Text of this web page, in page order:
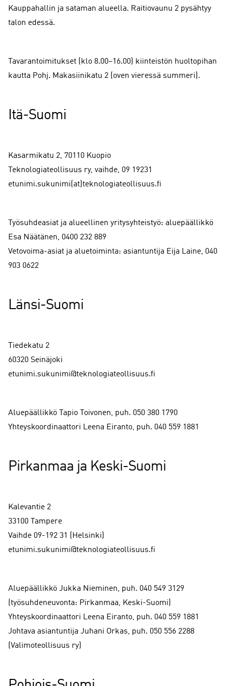
Kauppahallin ja sataman alueella. Raitiovaunu 2 pysähtyy
talon edessä.
Tavarantoimitukset (klo 8.00–16.00) kiinteistön huoltopihan
kautta Pohj. Makasiinikatu 2 (oven vieressä summeri).
Itä-Suomi
Kasarmikatu 2, 70110 Kuopio
Teknologiateollisuus ry, vaihde, 09 19231
etunimi.sukunimi(at)teknologiateollisuus.fi
Työsuhdeasiat ja alueellinen yritysyhteistyö: aluepäällikkö
Esa Näätänen, 0400 232 889
Vetovoima-asiat ja aluetoiminta: asiantuntija Eija Laine, 040
903 0622
Länsi-Suomi
Tiedekatu 2
60320 Seinäjoki
etunimi.sukunimi@teknologiateollisuus.fi
Aluepäällikkö Tapio Toivonen, puh. 050 380 1790
Yhteyskoordinaattori Leena Eiranto, puh. 040 559 1881
Pirkanmaa ja Keski-Suomi
Kalevantie 2
33100 Tampere
Vaihde 09-192 31 (Helsinki)
etunimi.sukunimi@teknologiateollisuus.fi
Aluepäällikkö Jukka Nieminen, puh. 040 549 3129
(työsuhdeneuvonta: Pirkanmaa, Keski-Suomi)
Yhteyskoordinaattori Leena Eiranto, puh. 040 559 1881
Johtava asiantuntija Juhani Orkas, puh. 050 556 2288
(Valimoteollisuus ry)